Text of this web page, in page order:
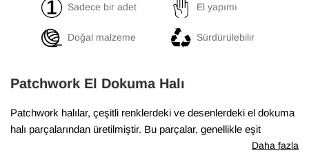
Sadece bir adet El yapımı
Doğal malzeme Sürdürülebilir
Patchwork El Dokuma Halı
Patchwork halılar, çeşitli renklerdeki ve desenlerdeki el dokuma
halı parçalarından üretilmiştir. Bu parçalar, genellikle eşit
boyutlarda ve düzenli şekillerde kesilir ve sonra yan yana ve üst
Daha fazla